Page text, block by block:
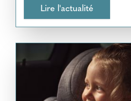
Lire l'actualité